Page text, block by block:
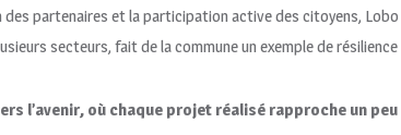
partenaires et la participation active des citoyens,
secteurs, fait de la commune un exemple de
l’avenir, où chaque projet réalisé rapproche un